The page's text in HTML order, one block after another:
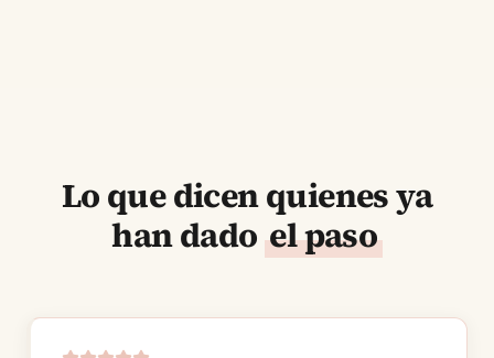
Lo que dicen quienes ya
han dado el paso